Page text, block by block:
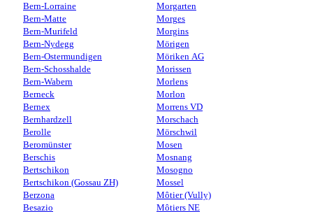
Bern-Lorraine
Bern-Matte
Bern-Murifeld
Bern-Nydegg
Bern-Ostermundigen
Bern-Schosshalde
Bern-Wabern
Berneck
Bernex
Bernhardzell
Berolle
Beromünster
Berschis
Bertschikon
Bertschikon (Gossau ZH)
Berzona
Besazio
Morgarten
Morges
Morgins
Mörigen
Möriken AG
Morissen
Morlens
Morlon
Morrens VD
Morschach
Mörschwil
Mosen
Mosnang
Mosogno
Mossel
Môtier (Vully)
Môtiers NE